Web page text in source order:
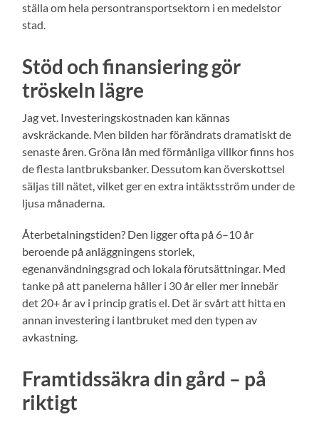
ställa om hela persontransportsektorn i en medelstor
stad.
Stöd och finansiering gör
tröskeln lägre
Jag vet. Investeringskostnaden kan kännas
avskräckande. Men bilden har förändrats dramatiskt de
senaste åren. Gröna lån med förmånliga villkor finns hos
de flesta lantbruksbanker. Dessutom kan överskottsel
säljas till nätet, vilket ger en extra intäktsström under de
ljusa månaderna.
Återbetalningstiden? Den ligger ofta på 6–10 år
beroende på anläggningens storlek,
egenanvändningsgrad och lokala förutsättningar. Med
tanke på att panelerna håller i 30 år eller mer innebär
det 20+ år av i princip gratis el. Det är svårt att hitta en
annan investering i lantbruket med den typen av
avkastning.
Framtidssäkra din gård – på
riktigt